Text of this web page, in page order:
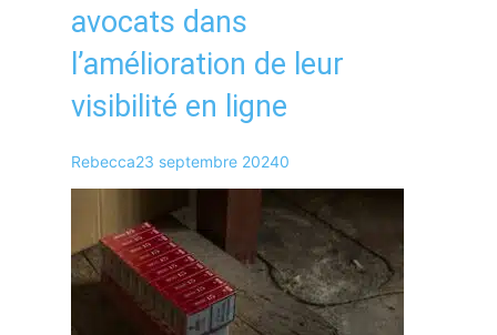
avocats dans
l’amélioration de leur
visibilité en ligne
Rebecca23 septembre 20240